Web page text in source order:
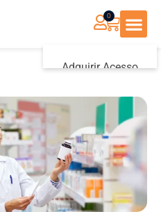
Adquirir Acesso
0